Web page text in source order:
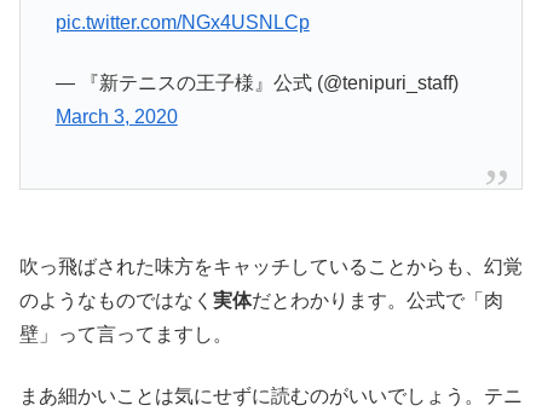
pic.twitter.com/NGx4USNLCp
— 『新テニスの王子様』公式 (@tenipuri_staff)
March 3, 2020
吹っ飛ばされた味方をキャッチしていることからも、幻覚
のようなものではなく 実体だとわかります。公式で「肉
壁」って言ってますし。
まあ細かいことは気にせずに読むのがいいでしょう。テニ